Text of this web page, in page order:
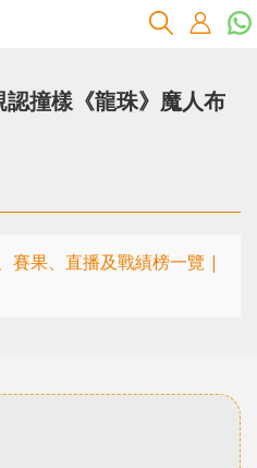
撞樣《龍珠》魔人布
賽果、直播及戰績榜一覽 |